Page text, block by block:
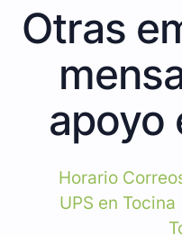
Otras
apoyo
Horario
UPS en Tocina